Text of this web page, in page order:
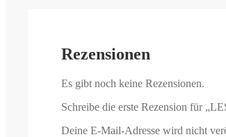
Rezensionen
Es gibt noch keine Rezensionen.
Schreibe die erste Rezension für
Deine E-Mail-Adresse wird nicht